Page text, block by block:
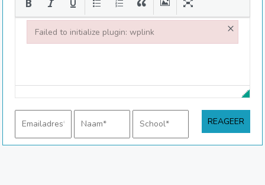
Failed to initialize plugin: wplink ×
Failed to initialize plugin: wplink